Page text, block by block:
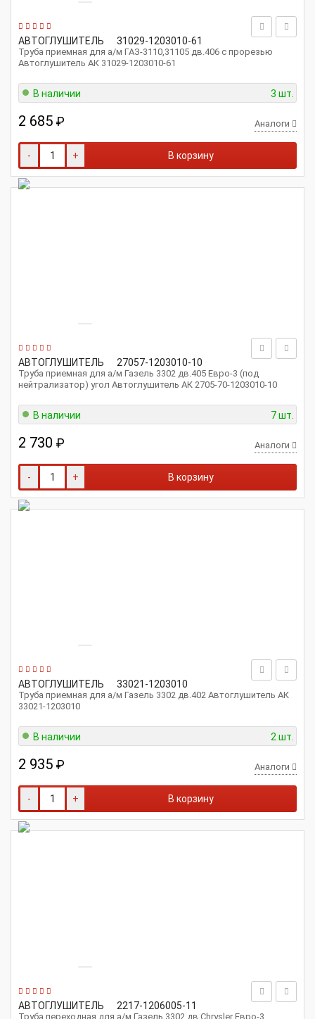
АВТОГЛУШИТЕЛЬ 31029-1203010-61
Труба приемная для а/м ГАЗ-3110,31105 дв.406 с прорезью
Автоглушитель АК 31029-1203010-61
В наличии 3 шт.
2 685 ₽ Аналоги
- + В корзину
АВТОГЛУШИТЕЛЬ 27057-1203010-10
Труба приемная для а/м Газель 3302 дв.405 Евро-3 (под
нейтрализатор) угол Автоглушитель АК 2705-70-1203010-10
В наличии 7 шт.
2 730 ₽ Аналоги
- + В корзину
АВТОГЛУШИТЕЛЬ 33021-1203010
Труба приемная для а/м Газель 3302 дв.402 Автоглушитель АК
33021-1203010
В наличии 2 шт.
2 935 ₽ Аналоги
- + В корзину
АВТОГЛУШИТЕЛЬ 2217-1206005-11
Труба переходная для а/м Газель 3302 дв.Chrysler Евро-3